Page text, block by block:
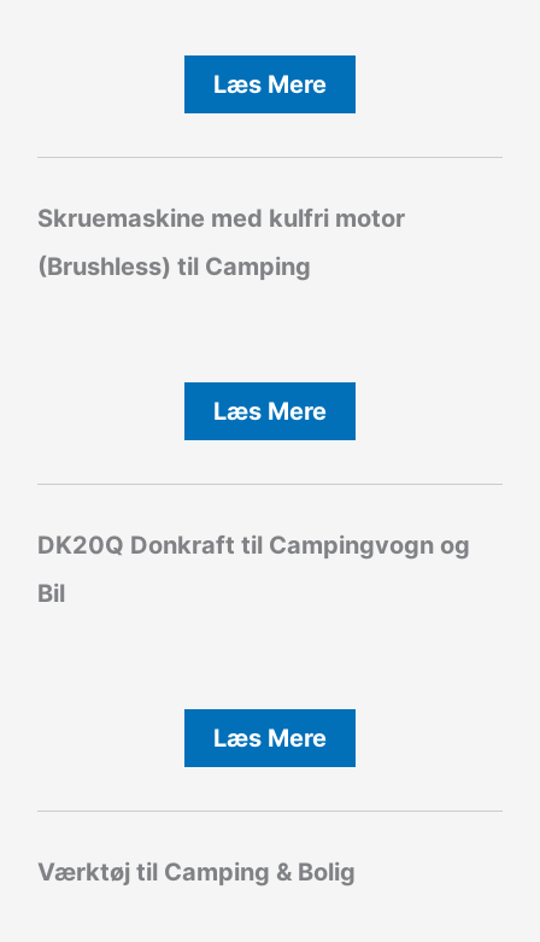
Læs Mere
Skruemaskine med kulfri motor
(Brushless) til Camping
Læs Mere
DK20Q Donkraft til Campingvogn og
Bil
Læs Mere
Værktøj til Camping & Bolig